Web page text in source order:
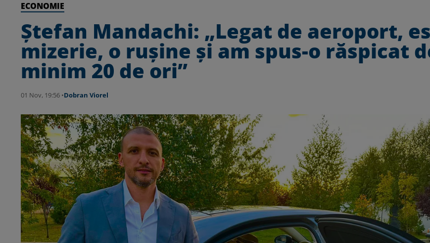
ECONOMIE
Ştefan Mandachi: „Legat de aeroport,
mizerie, o rușine și am spus-o răspicat
minim 20 de ori”
01 Nov, 19:56 •Dobran Viorel